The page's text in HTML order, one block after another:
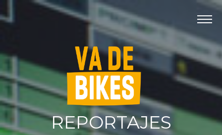
Panel de gestión de cookies
INICIO
PROGRAMAS
TELEDEPORTE
REPORTAJES
CONTACTO
REPORTAJES